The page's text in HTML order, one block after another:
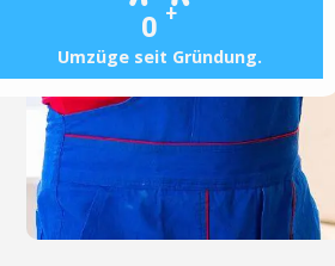
0 +
Umzüge seit Gründung.